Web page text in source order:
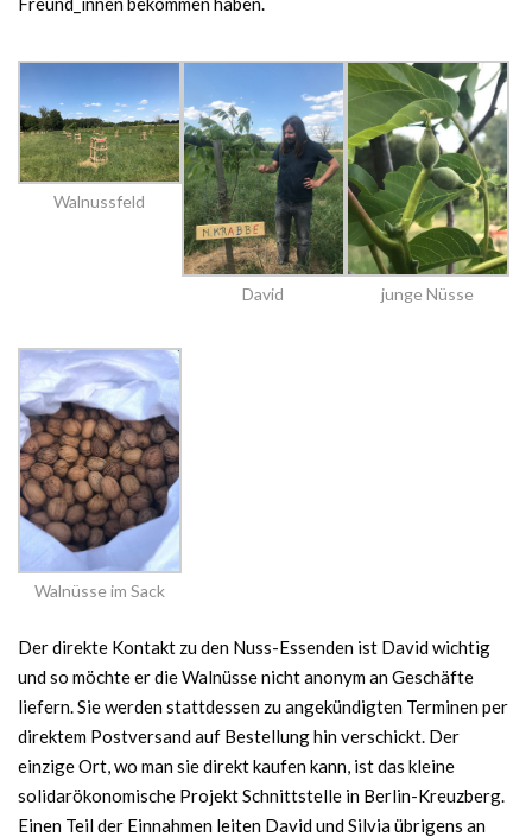
Walnussfeld
David junge Nüsse
Walnüsse im Sack
Der direkte Kontakt zu den Nuss-Essenden ist David wichtig
und so möchte er die Walnüsse nicht anonym an Geschäfte
liefern. Sie werden stattdessen zu angekündigten Terminen per
direktem Postversand auf Bestellung hin verschickt. Der
einzige Ort, wo man sie direkt kaufen kann, ist das kleine
solidarökonomische Projekt Schnittstelle in Berlin-Kreuzberg.
Einen Teil der Einnahmen leiten David und Silvia übrigens an